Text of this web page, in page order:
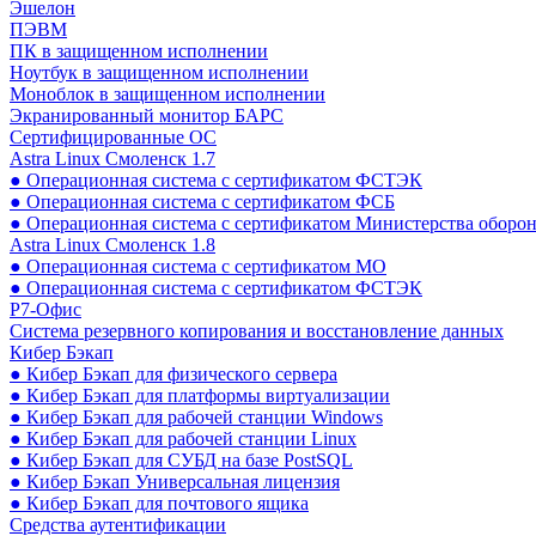
Эшелон
ПЭВМ
ПК в защищенном исполнении
Ноутбук в защищенном исполнении
Моноблок в защищенном исполнении
Экранированный монитор БАРС
Сертифицированные ОС
Astra Linux Смоленск 1.7
● Операционная система с сертификатом ФСТЭК
● Операционная система с сертификатом ФСБ
● Операционная система с сертификатом Министерства
Astra Linux Смоленск 1.8
● Операционная система с сертификатом МО
● Операционная система с сертификатом ФСТЭК
Р7-Офис
Система резервного копирования и восстановление данных
Кибер Бэкап
● Кибер Бэкап для физического сервера
● Кибер Бэкап для платформы виртуализации
● Кибер Бэкап для рабочей станции Windows
● Кибер Бэкап для рабочей станции Linux
● Кибер Бэкап для СУБД на базе PostSQL
● Кибер Бэкап Универсальная лицензия
● Кибер Бэкап для почтового ящика
Средства аутентификации